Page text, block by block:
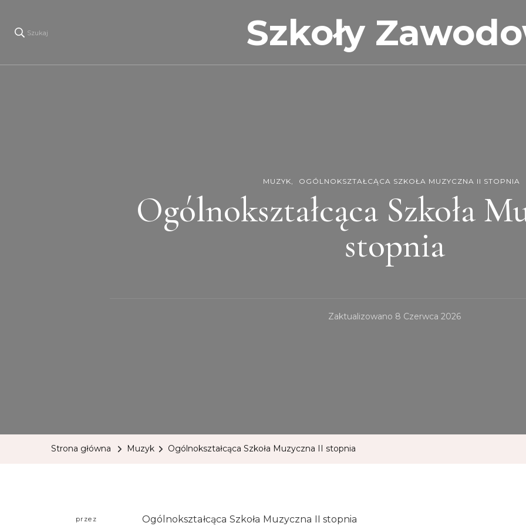
Szukaj Szkoły
MUZYK OGÓLNOKSZTAŁCĄCA SZKOŁA MUZYCZNA II STOPNIA
Ogólnokształcąca Szkoła
stopnia
Zaktualizowano 8 Czerwca 2026
Strona główna Muzyk Ogólnokształcąca Szkoła Muzyczna II stopnia
przez Ogólnokształcąca Szkoła Muzyczna II stopnia